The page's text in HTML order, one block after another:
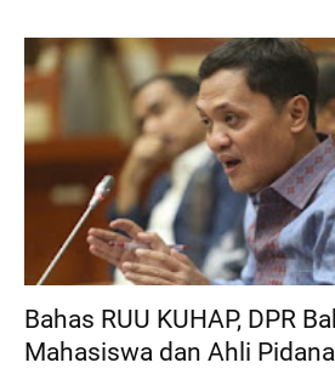
Bahas RUU KUHAP, DPR
Mahasiswa dan Ahli Pidana